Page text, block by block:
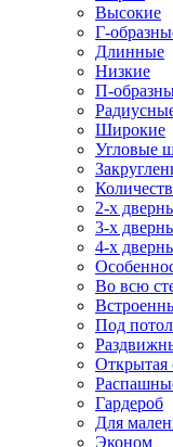
Высокие
Г-
Длинные
Низкие
П-
Широкие
Угловые
2-х
3-х
4-х
Во всю
Под
Открытая
Гардероб
Для
Эконом